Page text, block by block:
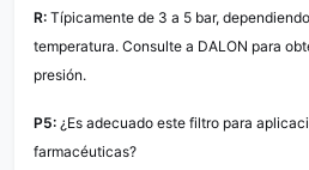
R: Típicamente de 3 a 5 bar,
temperatura. Consulte a DALON para
presión.
P5: ¿Es adecuado este filtro para
farmacéuticas?